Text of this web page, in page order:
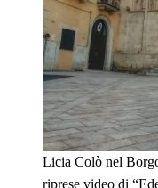
Licia Colò nel
riprese video di